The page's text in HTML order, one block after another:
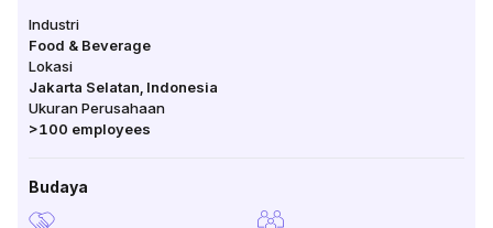
Industri
Food & Beverage
Lokasi
Jakarta Selatan Indonesia
Ukuran Perusahaan
>100 employees
Budaya